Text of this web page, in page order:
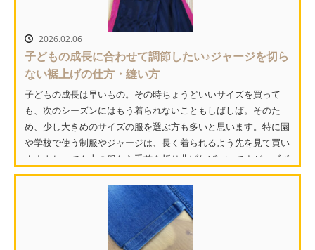
2026.02.06
子どもの成長に合わせて調節したい♪ジャージを切ら
ない裾上げの仕方・縫い方
子どもの成長は早いもの。その時ちょうどいいサイズを買って
も、次のシーズンにはもう着られないこともしばしば。そのた
め、少し大きめのサイズの服を選ぶ方も多いと思います。特に園
や学校で使う制服やジャージは、長く着られるよう先を見て買い
ますよね。でも上の服なら手首を折り曲げればいいですが、ズボ
ンと...